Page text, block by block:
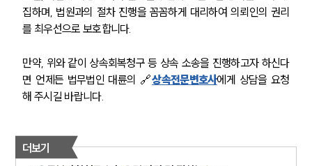
집하며, 법원과의 절차 진행을 꼼꼼하게 대리하여 의뢰인의 권리
를 최우선으로 보호합니다.
만약, 위와 같이 상속회복청구 등 상속 소송을 진행하고자 하신다
면 언제든 법무법인 대륜의 🔗상속전문변호사에게 상담을 요청
해 주시길 바랍니다.
더보기